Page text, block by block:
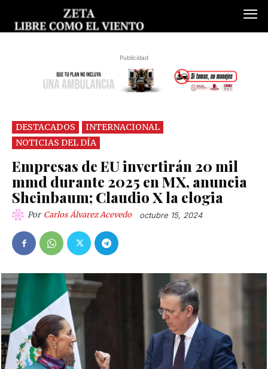
Publicidad
DESTACADOS
INTERNACIONAL
NOTICIAS DEL DÍA
Empresas de EU invertirán 20 mil
mmd durante 2025 en MX, anuncia
Sheinbaum; Claudio X la elogia
Por Carlos Álvarez Acevedo octubre 15, 2024